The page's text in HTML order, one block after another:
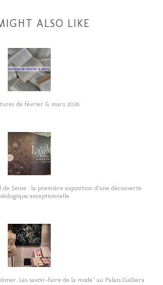
ALSO LIKE
de février & mars 2026
Seine : la première exposition d’une découverte
exceptionnelle
Les savoir-faire de la mode" au Palais Galliera